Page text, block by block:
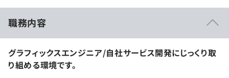
職務内容
グラフィックスエンジニア/自社サービス開発にじっくり取
り組める環境です。